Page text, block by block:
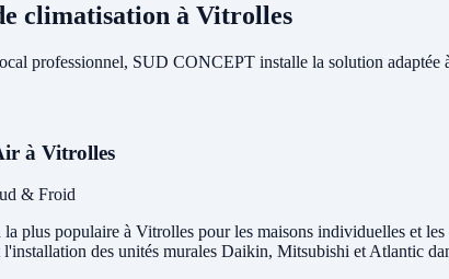
climatisation à Vitrolles
professionnel, SUD CONCEPT installe la solution adaptée
à Vitrolles
& Froid
la plus populaire à Vitrolles pour les maisons individuelles et
des unités murales Daikin, Mitsubishi et Atlantic